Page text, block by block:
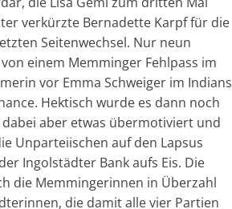
verkürzte Bernadette Karpf für die
Seitenwechsel. Nur neun
einem Memminger Fehlpass im
vor Emma Schweiger im Indians
Hektisch wurde es dann noch
aber etwas übermotiviert und
Unparteiischen auf den Lapsus
Ingolstädter Bank aufs Eis. Die
die Memmingerinnen in Überzahl
die damit alle vier Partien